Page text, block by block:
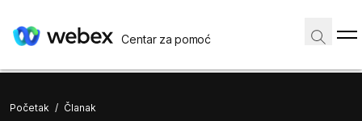
Centar za pomoć
Početak / Članak